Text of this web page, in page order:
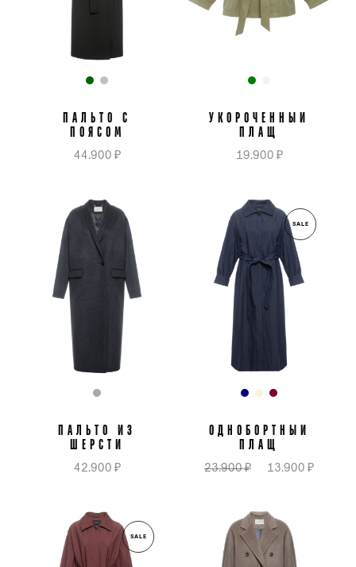
ПАЛЬТО С
ПОЯСОМ
44.900 ₽
УКОРОЧЕННЫЙ
ПЛАЩ
19.900 ₽
ПАЛЬТО ИЗ
ШЕРСТИ
42.900 ₽
SALE
ОДНОБОРТНЫЙ
ПЛАЩ
23.900 ₽ 13.900 ₽
SALE